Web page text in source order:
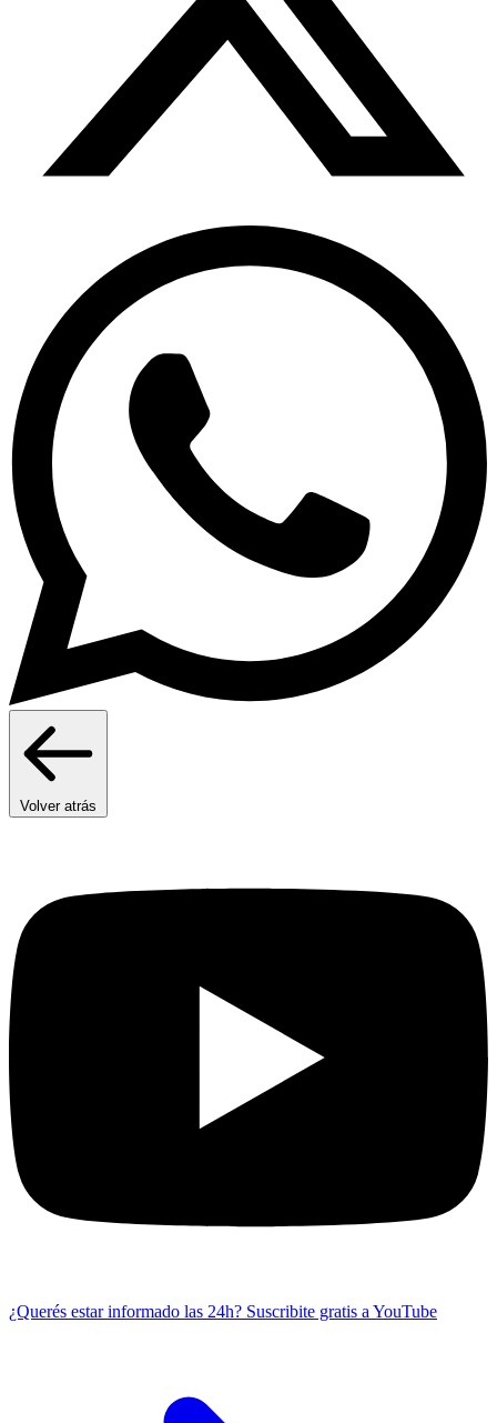
Volver atrás
¿Querés estar informado las 24h? Suscribite gratis a YouTube